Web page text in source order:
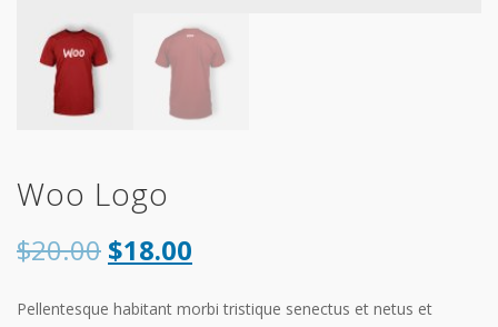
Woo Logo
$20.00 $18.00
Pellentesque habitant morbi tristique senectus et netus et